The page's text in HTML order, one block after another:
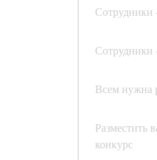
Сотрудники
Сотрудники
Всем нужна
Разместить
конкурс